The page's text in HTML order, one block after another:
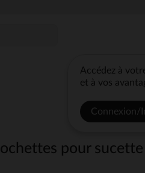
Accédez à
et à vos
Connexion/
pour